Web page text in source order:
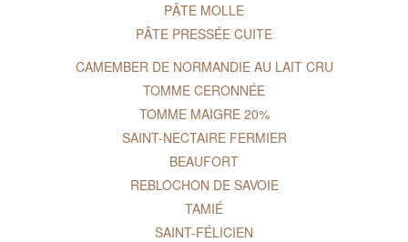
PÂTE MOLLE
PÂTE PRESSÉE CUITE
CAMEMBER DE NORMANDIE AU LAIT CRU
TOMME CERONNÉE
TOMME MAIGRE 20%
SAINT-NECTAIRE FERMIER
BEAUFORT
REBLOCHON DE SAVOIE
TAMIÉ
SAINT-FÉLICIEN